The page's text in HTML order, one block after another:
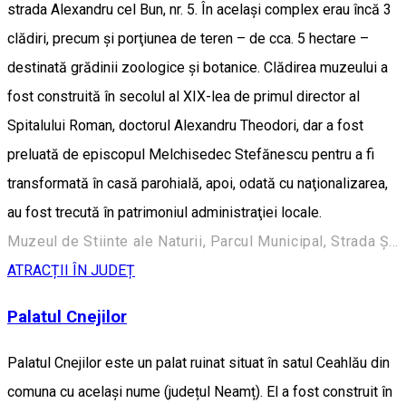
strada Alexandru cel Bun, nr. 5. În acelaşi complex erau încă 3
clădiri, precum şi porţiunea de teren – de cca. 5 hectare –
destinată grădinii zoologice şi botanice. Clădirea muzeului a
fost construită în secolul al XIX-lea de primul director al
Spitalului Roman, doctorul Alexandru Theodori, dar a fost
preluată de episcopul Melchisedec Stefănescu pentru a fi
transformată în casă parohială, apoi, odată cu naţionalizarea,
au fost trecută în patrimoniul administraţiei locale.
Muzeul de Stiinte ale Naturii, Parcul Municipal, Strada Ștefan cel Mare 248, Roman 617135, Romania
ATRACȚII ÎN JUDEȚ
Palatul Cnejilor
Palatul Cnejilor este un palat ruinat situat în satul Ceahlău din
comuna cu același nume (județul Neamț). El a fost construit în